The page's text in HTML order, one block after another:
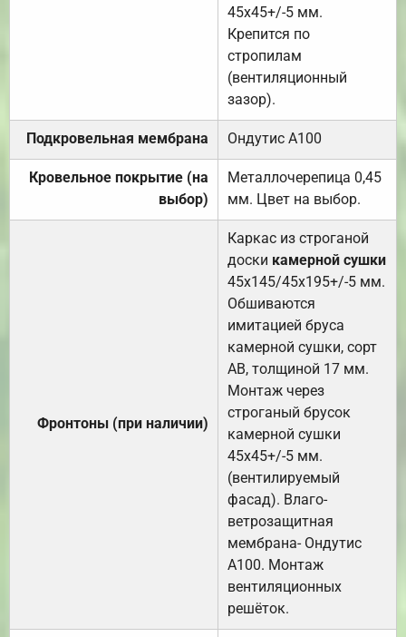
45х45+/-5 мм.
Крепится по
стропилам
(вентиляционный
зазор).
Подкровельная мембрана Ондутис А100
Кровельное покрытие (на
выбор)
Металлочерепица 0,45
мм. Цвет на выбор.
Фронтоны (при наличии)
Каркас из строганой
доски камерной сушки
45х145/45х195+/-5 мм.
Обшиваются
имитацией бруса
камерной сушки, сорт
АВ, толщиной 17 мм.
Монтаж через
строганый брусок
камерной сушки
45х45+/-5 мм.
(вентилируемый
фасад). Влаго-
ветрозащитная
мембрана- Ондутис
А100. Монтаж
вентиляционных
решёток.